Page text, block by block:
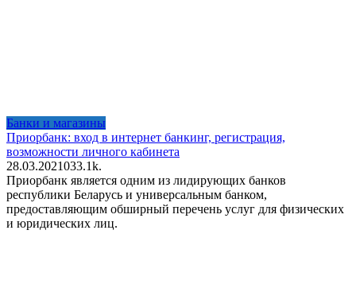
Банки и магазины
Приорбанк: вход в интернет банкинг, регистрация,
возможности личного кабинета
28.03.2021033.1k.
Приорбанк является одним из лидирующих банков
республики Беларусь и универсальным банком,
предоставляющим обширный перечень услуг для физических
и юридических лиц.